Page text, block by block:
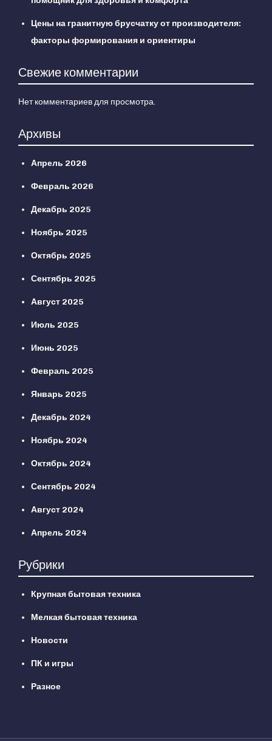
Цены на гранитную брусчатку от производителя:
факторы формирования и ориентиры
Свежие комментарии
Нет комментариев для просмотра.
Архивы
Апрель 2026
Февраль 2026
Декабрь 2025
Ноябрь 2025
Октябрь 2025
Сентябрь 2025
Август 2025
Июль 2025
Июнь 2025
Февраль 2025
Январь 2025
Декабрь 2024
Ноябрь 2024
Октябрь 2024
Сентябрь 2024
Август 2024
Апрель 2024
Рубрики
Крупная бытовая техника
Мелкая бытовая техника
Новости
ПК и игры
Разное